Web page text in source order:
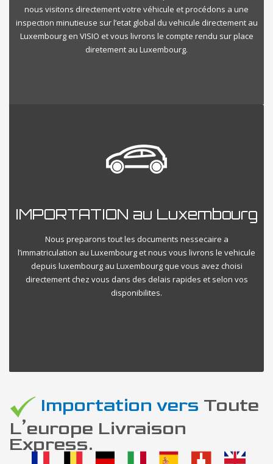
nous visitons directement votre véhicule et procédons a une
inspection minutieuse sur l’etat global du vehicule directement au
Luxembourg en VISIO et vous livrons le compte rendu sur place
diretement au Luxembourg.
IMPORTATION au Luxembourg
Nous preparons tout les documents nessecaire a
l’immatriculation au Luxembourg et nous vous livrons le vehicule
depuis luxembourg au Luxembourg que vous avez choisi
directement chez vous dans des delais rapides et selon vos
disponibilites.
Importation vers Toute
L’europe Livraison
Express.